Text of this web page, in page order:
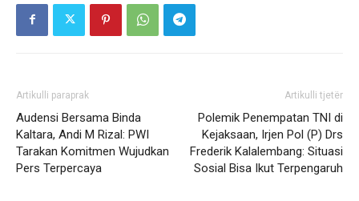
Artikulli paraprak
Audensi Bersama Binda
Kaltara, Andi M Rizal: PWI
Tarakan Komitmen Wujudkan
Pers Terpercaya
Artikulli tjetër
Polemik Penempatan TNI di
Kejaksaan, Irjen Pol (P) Drs
Frederik Kalalembang: Situasi
Sosial Bisa Ikut Terpengaruh